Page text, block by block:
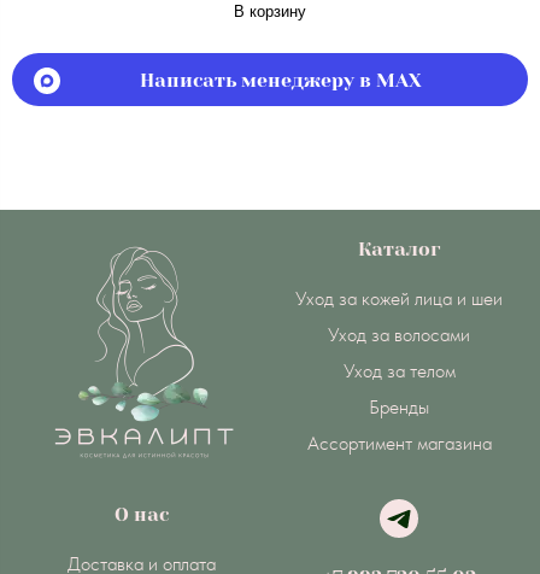
В корзину
Написать менеджеру в MAX
Каталог
Уход за кожей лица и шеи
Уход за волосами
Уход за телом
Бренды
Ассортимент магазина
О нас
Доставка и оплата